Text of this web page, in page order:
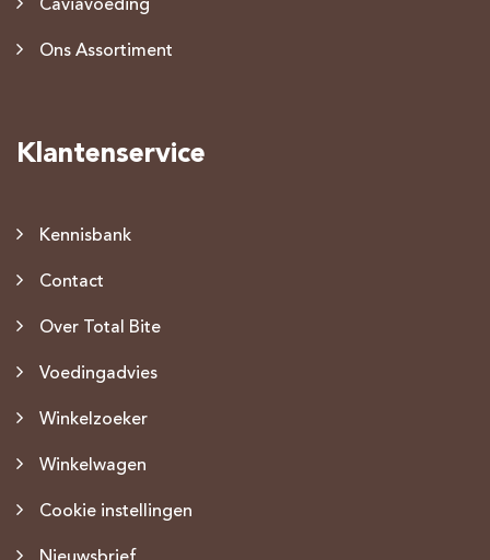
Caviavoeding
Ons Assortiment
Klantenservice
Kennisbank
Contact
Over Total Bite
Voedingadvies
Winkelzoeker
Winkelwagen
Cookie instellingen